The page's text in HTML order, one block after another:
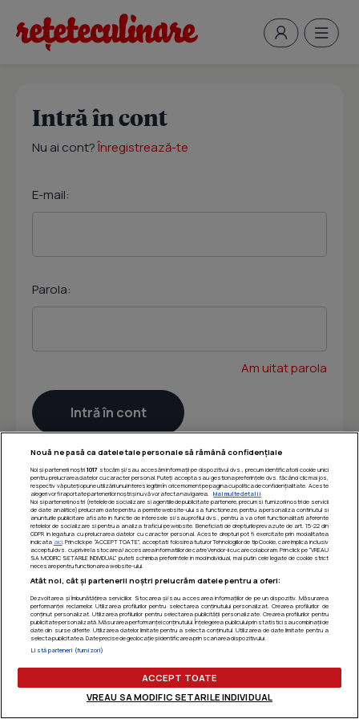
Intră în cont
Nu ai cont?Înregistrează-te
E-mail:
Parola:
Am uitat parola
Nouă ne pasă ca datele tale personale să rămână confidențiale
Noi și partenerii noștri 1017 stocăm și/sau accesăm informații pe dispozitivul dvs., precum identificatorii cookie unici
pentru prelucrarea datelor cu caracter personal. Puteți accepta sau gestiona preferințele dvs. făcând clic mai jos,
respectiv vă puteți opune utilizării unui interes legitim în orice moment pe pagina cu politica de confidențialitate. Aceste
alegeri vor fi raportate partenerilor noștri și nu vă vor afecta navigarea.
Mai multe detalii
Noi si partenerii nostri (retelele de socializare si agentiile de publicitate partenere, precum si furnizorii nostri de servicii
de date analitice) prelucram date pentru a permite website-ului sa functioneze, pentru a personaliza continutul si
anunturile publicitare afisate in functie de interesele si/sau profilul dvs., pentru a va oferi functionalitati aferente
retelelor de socializare si pentru a analiza traficul pe website. Beneficiati de drepturile prevazute de art. 15-22 din
GDPR in legatura cu prelucrarea datelor cu caracter personal. Aceste drepturi pot fi exercitate prin modalitatea
indicata aici. Prin click pe “ACCEPT TOATE”, acceptati folosirea tuturor Tehnologiilor de tip Cookie, care implica inclusiv
acceptul dvs. cu privire la stocarea/accesarea informatiilor de catre Vendor-ii cu care colaboram. Prin click pe “VREAU
SA MODIFIC SETARILE INDIVIDUAL” puteti schimba preferintele in mod individual, mai putin cele legate de cookie strict
necesare pentru functionarea website-ului.
Atât noi, cât și partenerii noștri prelucrăm datele pentru a oferi:
Dezvoltarea și îmbunătățirea serviciilor. Stocarea și/sau accesarea informațiilor de pe un dispozitiv. Măsurarea
performanței reclamelor. Utilizarea profilurilor pentru selectarea conținutului personalizat. Crearea profilurilor de
conținut personalizat. Utilizarea profilurilor pentru selectarea publicității personalizate. Crearea profilurilor pentru
publicitate personalizată. Măsurarea performanței conținutului. Înțelegerea publicului prin statistici sau combinații de
date din surse diferite. Utilizarea datelor limitate pentru a selecta conținutul. Utilizarea de date limitate pentru a
selecta publicitatea. Date precise de geolocație și identificarea prin scanarea dispozitivului.
Listă parteneri (furnizori)
ACCEPT TOATE
VREAU SA MODIFIC SETARILE INDIVIDUAL